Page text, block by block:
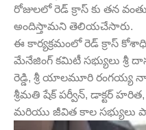
రోజులలో రెడ్ క్రాస్ కు తన
అందిస్తామని తెలియచేసారు.
ఈ కార్యక్రమంలో రెడ్ క్రాస్
మేనేజింగ్ కమిటీ సభ్యులు శ్రీ
రెడ్డి, శ్రీ యాలమూరి
శ్రీమతి షేక్ పర్వీన్, డాక్టర్
మరియు జీవిత కాల సభ్యులు